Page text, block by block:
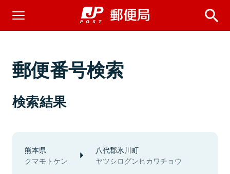
郵便番号検索
検索結果
熊本県
クマモトケン
八代郡氷川町
ヤツシログンヒカワチョウ